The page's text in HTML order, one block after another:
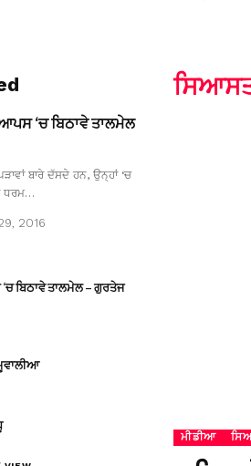
ਆਪਸ ‘ਚ ਬਿਠਾਵੇ ਤਾਲਮੇਲ
ਬਾਰੇ ਦੱਸਦੇ ਹਨ, ਉਨ੍ਹਾਂ ‘ਚ
ਧਰਮ…
2016
ਬਿਠਾਵੇ ਤਾਲਮੇਲ – ਗੁਰਤੇਜ
ਮੀਡੀਆ